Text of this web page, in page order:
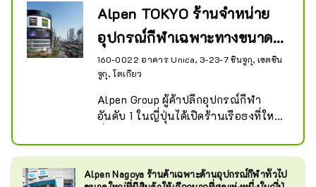
ยอดนิยมสำหรับนักท่องเที่ยวชาวต่าง
ชาติที่มาเยือนญี่ปุ่น
ชั้น 1 เป็นร้าน Golf 5 Flagship Store
ซึ่งเป็นร้านจำหน่ายอุปกรณ์กอล์ฟโดย
เฉพาะ Sports Depot Flagship Store
ซึ่งเป็นร้านจำหน่ายสินค้ากีฬาเฉพาะ
ทางทั่วไป ตั้งอยู่บนชั้น 2 และชั้น 3 ส่วน
หนึ่ง และชั้น 3 เป็นร้านขายอุปกรณ์
Outdoors Flagship Store เรามีพื้นที่
ขายที่ใหญ่ที่สุดแห่งหนึ่งในภูมิภาคคิวชู
Alpen TOKYO ร้านจำหน่าย
อุปกรณ์กีฬาเฉพาะทางขนาด
ใหญ่ที่สุดในญี่ปุ่น
160-0022 อาคาร Unica, 3-23-7 ชินจูกุ, เขตชิน
จูกุ, โตเกียว
Alpen Group ผู้ค้าปลีกอุปกรณ์กีฬา
อันดับ 1 ในญี่ปุ่นได้เปิดร้านเรือธงที่ใหญ่
เพียง 1 นาทีจากทางออกทิศตะวันออก
มีชั้นใต้ดิน 2 ชั้นและ 8 ชั้นเหนือพื้นดิน
Alpen Nagoya ร้านค้าเฉพาะด้านอุปกรณ์กีฬาทั่วไป